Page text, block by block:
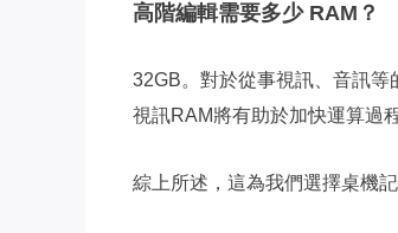
高階編輯需要多少 RAM？
32GB。對於從事視訊、音訊
視訊RAM將有助於加快運算過
綜上所述，這為我們選擇桌機